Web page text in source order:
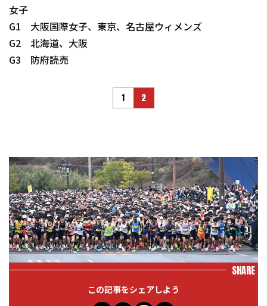
女子
G1 大阪国際女子、東京、名古屋ウィメンズ
G2 北海道、大阪
G3 防府読売
1 2
SHARE
この記事をシェアしよう